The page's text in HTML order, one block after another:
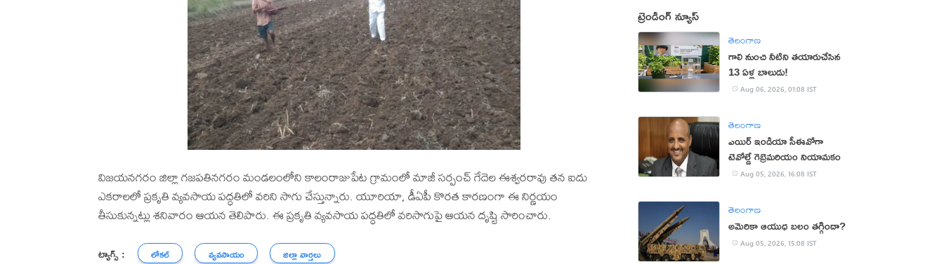
విజయనగరం జిల్లా గజపతినగరం మండలంలోని కాలంరాజుపేట గ్రామంలో మాజీ సర్పంచ్ గేదెల ఈశ్వరరావు తన ఐదు
ఎకరాలలో ప్రకృతి వ్యవసాయ పద్ధతిలో వరిని సాగు చేస్తున్నారు. యూరియా, డీఏపీ కొరత కారణంగా ఈ నిర్ణయం
తీసుకున్నట్లు శనివారం ఆయన తెలిపారు. ఈ ప్రకృతి వ్యవసాయ పద్ధతిలో వరిసాగుపై ఆయన దృష్టి సారించారు.
ట్యాగ్స్ : లోకల్ వ్యవసాయం జిల్లా వార్తలు
ట్రెండింగ్ న్యూస్
తెలంగాణ
గాలి నుంచి నీటిని తయారుచేసిన
13 ఏళ్ల బాలుడు!
Aug 06, 2026, 01:08 IST
తెలంగాణ
ఎయిర్ ఇండియా సీఈవోగా
టెవోల్డే గెబ్రెమరియం నియామకం
Aug 05, 2026, 16:08 IST
తెలంగాణ
అమెరికా ఆయుధ బలం తగ్గిందా?
Aug 05, 2026, 15:08 IST